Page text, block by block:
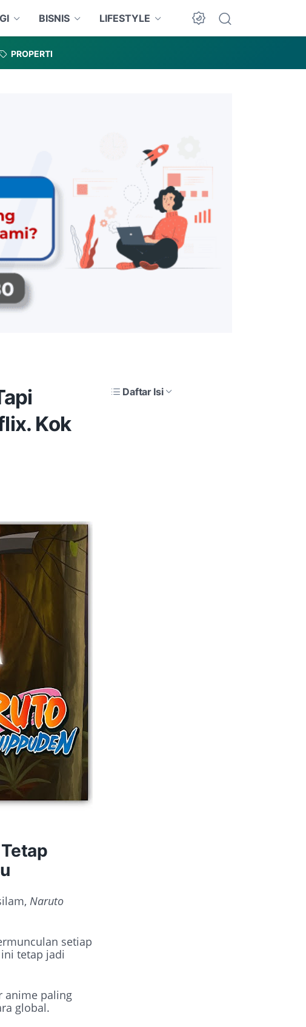
BISNIS LIFESTYLE
PROPERTI
Kok
Daftar Isi
Naruto
setiap
tetap jadi
anime paling
global.